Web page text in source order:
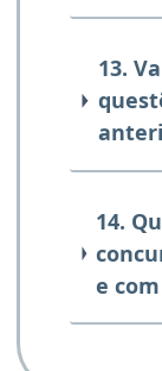
13.
14.
e